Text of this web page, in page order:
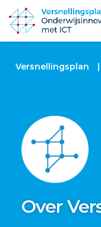
Versnellingsplan |
Over